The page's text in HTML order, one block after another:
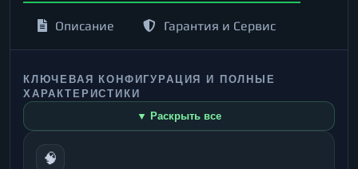
Описание Гарантия и Сервис
КЛЮЧЕВАЯ КОНФИГУРАЦИЯ И ПОЛНЫЕ
ХАРАКТЕРИСТИКИ
▼ Раскрыть все
🧠